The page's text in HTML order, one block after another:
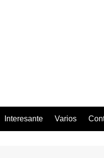
Interesante Varios